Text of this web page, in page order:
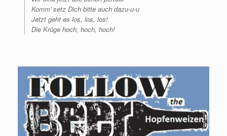
Komm' setz Dich bitte auch dazu-u-u
Jetzt geht es los, los, los!
Die Krüge hoch, hoch, hoch!